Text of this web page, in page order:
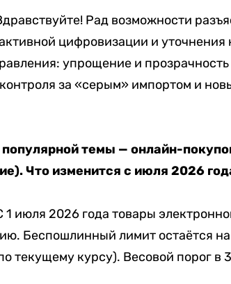
Рад возможности
цифровизации и
упрощение и прозрачность
за «серым» импортом и
темы — онлайн-
Что изменится с июля 2026
1 июля 2026 года товары
Беспошлинный лимит остаётся
текущему курсу). Весовой порог в